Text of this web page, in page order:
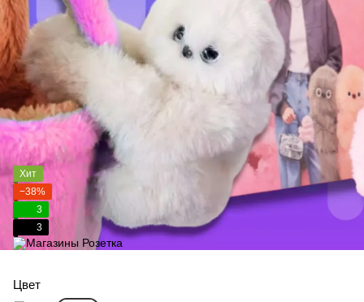
Хит
−38%
3
3
Цвет